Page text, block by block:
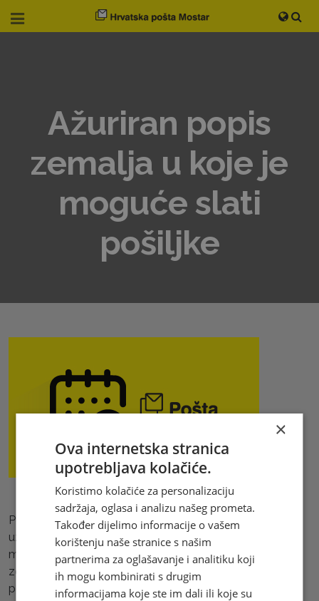
Ažuriran popis
zemalja u koje je
moguće slati
pošiljke
Podsjećamo korisnike da je tijekom pandemije
uzrokovane virusom COVID -19 došlo do promjena u
međunarodnom poštanskom prometu. Ažuriran popis
zemalja u koje je moguće poslati poštanske pošiljke
pogledajteovdje.
×
Ova internetska stranica
upotrebljava kolačiće.
Koristimo kolačiće za personalizaciju
sadržaja, oglasa i analizu našeg prometa.
Također dijelimo informacije o vašem
korištenju naše stranice s našim
partnerima za oglašavanje i analitiku koji
ih mogu kombinirati s drugim
informacijama koje ste im dali ili koje su